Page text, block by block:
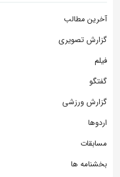
آخرین مطالب
گزارش تصویری
فیلم
گفتگو
گزارش ورزشی
اردوها
مسابقات
بخشنامه ها